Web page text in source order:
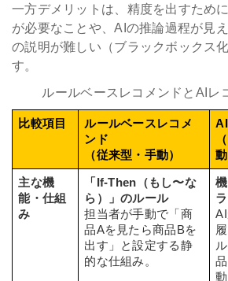
一方デメリットは、精度を出すため
が必要なことや、AIの推論過程が見
の説明が難しい（ブラックボックス
す。
ルールベースレコメンドとAIレ
比較項目
ルールベースレコメ
ンド
（従来型・手動）
動
主な機
能・仕組
み
「If-Then（もし〜な
ら）」のルール
担当者が手動で「商
品Aを見たら商品Bを
出す」と設定する静
的な仕組み。